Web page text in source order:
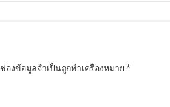
ช่องข้อมูลจำเป็นถูกทำเครื่องหมาย *